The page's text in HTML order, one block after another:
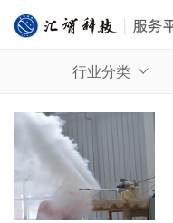
行业分类